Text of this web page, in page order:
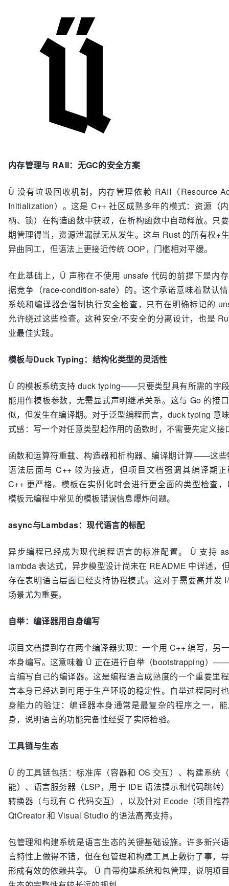
内存管理与 RAII：无GC的安全方案
Ü 没有垃圾回收机制，内存管理依赖 RAII（Resource
Initialization）。这是 C++ 社区成熟多年的模式：资源（
柄、锁）在构造函数中获取，在析构函数中自动释放。只
期管理得当，资源泄漏就无从发生。这与 Rust 的所有权+
异曲同工，但语法上更接近传统 OOP，门槛相对平缓。
在此基础上，Ü 声称在不使用 unsafe 代码的前提下是内
据竞争（race-condition-safe）的。这个承诺意味着默认
系统和编译器会强制执行安全检查，只有在明确标记的
允许绕过这些检查。这种安全/不安全的分离设计，也是
业最佳实践。
模板与Duck Typing：结构化类型的灵活性
Ü 的模板系统支持 duck typing——只要类型具有所需的字
能用作模板参数，无需显式声明继承关系。这与 Go 的接
似，但发生在编译期。对于泛型编程而言，duck typing 意
式感：写一个对任意类型起作用的函数时，不需要先定义接
函数和运算符重载、构造器和析构器、编译期计算——这些
语法层面与 C++ 较为接近，但项目文档强调其编译期
C++ 更严格。模板在实例化时会进行更全面的类型检查
模板元编程中常见的模板错误信息爆炸问题。
async与Lambdas：现代语言的标配
异步编程已经成为现代编程语言的标准配置。 Ü 支持
lambda 表达式，异步模型设计尚未在 README 中详述，
存在表明语言层面已经支持协程模式。这对于需要高并发
场景尤为重要。
自举：编译器用自身编写
项目文档提到存在两个编译器实现：一个用 C++ 编写，另
本身编写。这意味着 Ü 正在进行自举（bootstrapping）
言编写自己的编译器。这是编程语言成熟度的一个重要里
言本身已经达到可用于生产环境的稳定性。自举过程同时
身能力的验证：编译器本身通常是最复杂的程序之一，
身，说明语言的功能完备性经受了实际检验。
工具链与生态
Ü 的工具链包括：标准库（容器和 OS 交互）、构建系统
能）、语言服务器（LSP，用于 IDE 语法提示和代码跳转
转换器（与现有 C 代码交互），以及针对 Ecode（项目推
QtCreator 和 Visual Studio 的语法高亮支持。
包管理和构建系统是语言生态的关键基础设施。许多新兴
言特性上做得不错，但在包管理和构建工具上敷衍了事，
形成有效的依赖共享。 Ü 自带构建系统和包管理，说明项